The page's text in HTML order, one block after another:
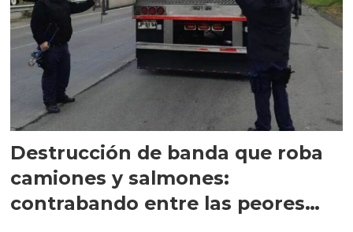
Destrucción de banda que roba
camiones y salmones:
contrabando entre las peores